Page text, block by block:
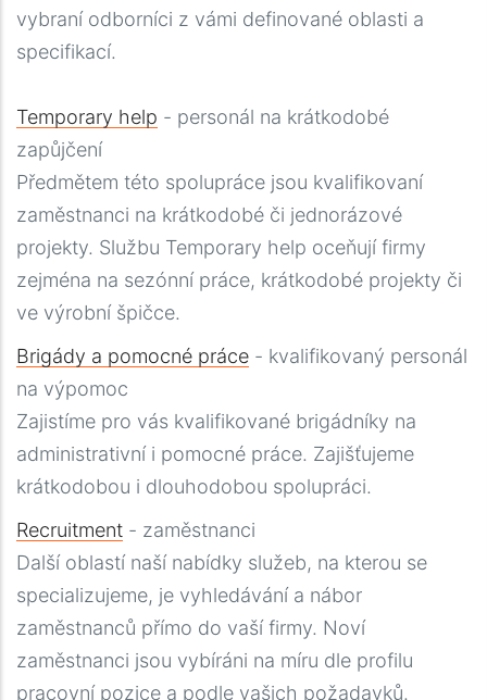
vybraní odborníci z vámi definované oblasti a
specifikací.
Temporary help - personál na krátkodobé
zapůjčení
Předmětem této spolupráce jsou kvalifikovaní
zaměstnanci na krátkodobé či jednorázové
projekty. Službu Temporary help oceňují firmy
zejména na sezónní práce, krátkodobé projekty či
ve výrobní špičce.
Brigády a pomocné práce - kvalifikovaný personál
na výpomoc
Zajistíme pro vás kvalifikované brigádníky na
administrativní i pomocné práce. Zajišťujeme
krátkodobou i dlouhodobou spolupráci.
Recruitment - zaměstnanci
Další oblastí naší nabídky služeb, na kterou se
specializujeme, je vyhledávání a nábor
zaměstnanců přímo do vaší firmy. Noví
zaměstnanci jsou vybíráni na míru dle profilu
pracovní pozice a podle vašich požadavků.